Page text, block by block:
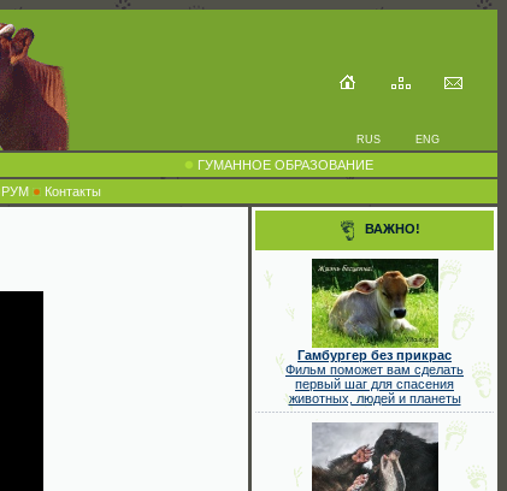
RUS ENG
ГУМАННОЕ ОБРАЗОВАНИЕ
Контакты
ВАЖНО!
Гамбургер без прикрас
Фильм поможет вам сделать
первый шаг для спасения
животных, людей и планеты